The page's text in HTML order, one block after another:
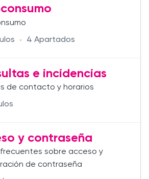
4 Apartados
e incidencias
de contacto y horarios
y contraseña
sobre acceso y
de contraseña